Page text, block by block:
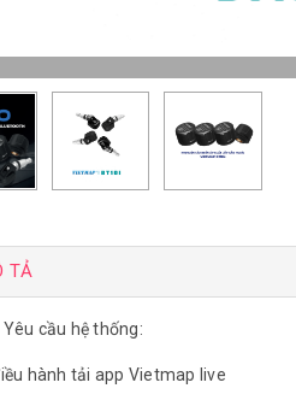
TẢ
Yêu cầu hệ thống:
hành tải app Vietmap live